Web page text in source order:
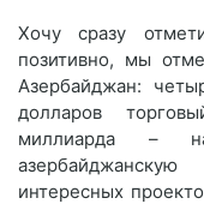
Хочу сразу
позитивно, мы
Азербайджан:
долларов
миллиарда –
интересных